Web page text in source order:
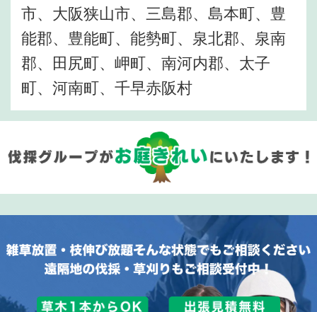
市、大阪狭山市、三島郡、島本町、豊
能郡、豊能町、能勢町、泉北郡、泉南
郡、田尻町、岬町、南河内郡、太子
町、河南町、千早赤阪村